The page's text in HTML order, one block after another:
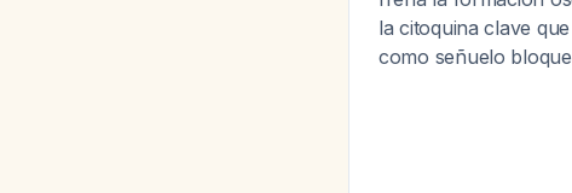
la citoquina clave
como señuelo